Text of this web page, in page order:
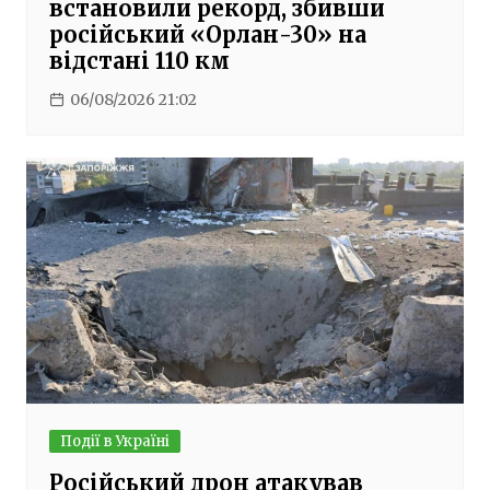
встановили рекорд, збивши
російський «Орлан-30» на
відстані 110 км
06/08/2026 21:02
Події в Україні
Російський дрон атакував